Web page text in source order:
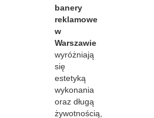
banery
reklamowe
w
Warszawie
wyróżniają
się
estetyką
wykonania
oraz długą
żywotnością,